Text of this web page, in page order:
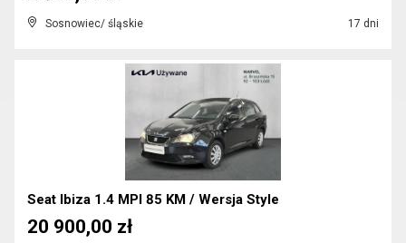
Sosnowiec/ śląskie 17 dni
Seat Ibiza 1.4 MPI 85 KM / Wersja Style
20 900,00 zł